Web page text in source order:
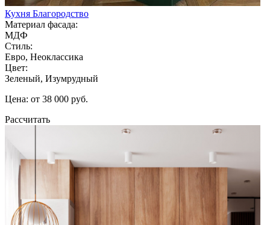
Кухня Благородство
Материал фасада:
МДФ
Стиль:
Евро, Неоклассика
Цвет:
Зеленый, Изумрудный
Цена: от 38 000 руб.
Рассчитать